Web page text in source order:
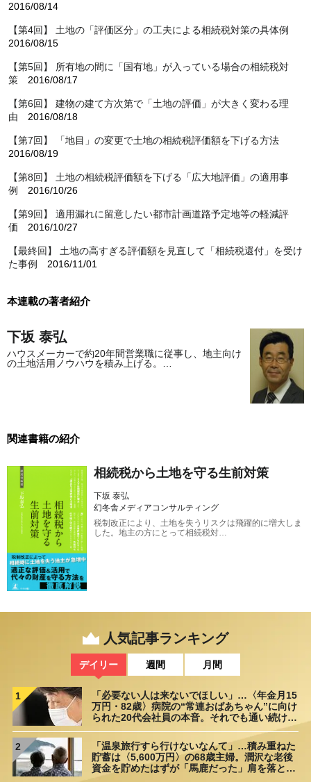
2016/08/14
【第4回】 土地の「評価区分」の工夫による相続税対策の具体例
2016/08/15
【第5回】 所有地の間に「国有地」が入っている場合の相続税対
策 2016/08/17
【第6回】 建物の建て方次第で「土地の評価」が大きく変わる理
由 2016/08/18
【第7回】 「地目」の変更で土地の相続税評価額を下げる方法
2016/08/19
【第8回】 土地の相続税評価額を下げる「広大地評価」の適用事
例
2016/10/26
【第9回】 適用漏れに留意したい都市計画道路予定地等の軽減評
価 2016/10/27
【最終回】 土地の高すぎる評価額を見直して「相続税還付」を受け
た事例
2016/11/01
本連載の著者紹介
下坂 泰弘
ハウスメーカーで約20年間営業職に従事し、地主向け
の土地活用ノウハウを積み上げる。…
関連書籍の紹介
相続税から土地を守る生前対策
下坂 泰弘
幻冬舎メディアコンサルティング
税制改正により、土地を失うリスクは飛躍的に増大しま
した。地主の方にとって相続税対…
人気記事ランキング
デイリー 週間 月間
1
「必要ない人は来ないでほしい」…〈年金月15
万円・82歳〉病院の“常連おばあちゃん”に向け
られた20代会社員の本音。それでも通い続ける
2
「温泉旅行すら行けないなんて」…積み重ねた
貯蓄は〈5,600万円〉の68歳主婦。潤沢な老後
資金を貯めたはずが「馬鹿だった」肩を落とす
理由